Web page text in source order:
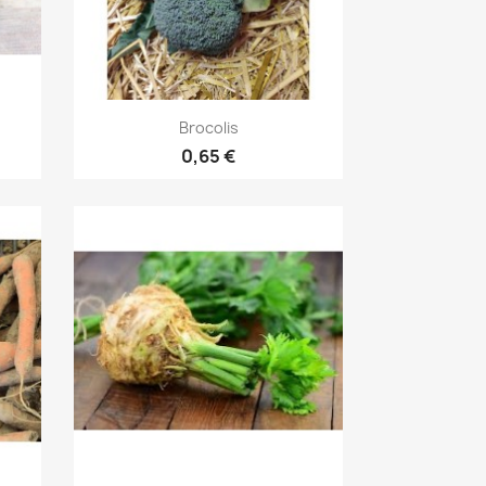
Aperçu rapide
Brocolis
0,65 €